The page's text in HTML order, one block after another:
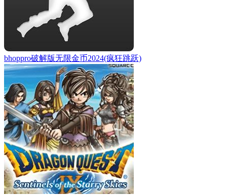
bhoppro破解版无限金币2024(疯狂跳跃)